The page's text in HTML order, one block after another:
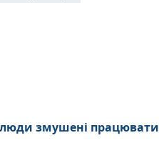
змушені працювати